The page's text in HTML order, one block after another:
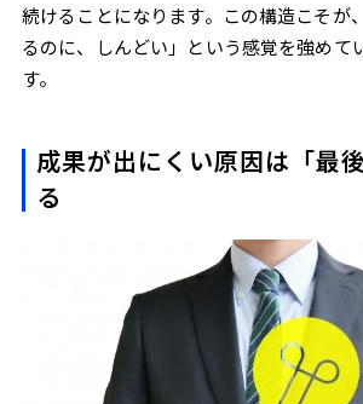
続けることになります。この構造こそが
るのに、しんどい」という感覚を強めて
す。
成果が出にくい原因は「最
る